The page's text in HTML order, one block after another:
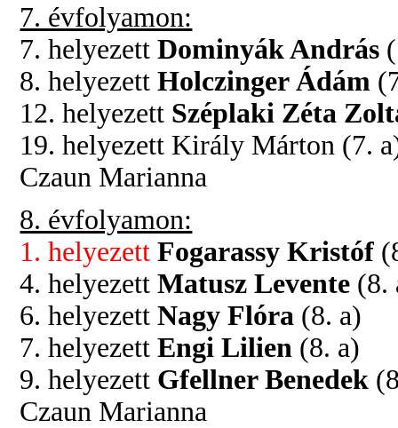
7. évfolyamon:
7. helyezettDominyák András
8. helyezettHolczinger Ádám
12. helyezett Széplaki Zéta
19. helyezett Király Márton (7.
Czaun Marianna
8. évfolyamon:
1. helyezettFogarassy Kristóf
4. helyezettMatusz Levente (8.
6. helyezettNagy Flóra (8. a)
7. helyezettEngi Lilien (8. a)
9. helyezett Gfellner Benedek
Czaun Marianna